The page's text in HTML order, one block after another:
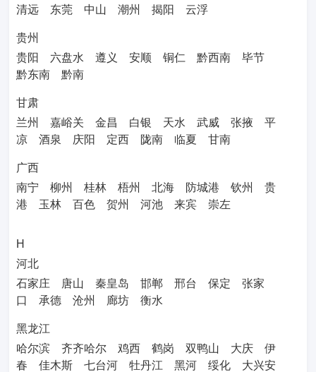
清远
东莞 中山 潮州 揭阳 云浮
贵州
贵阳
六盘水 遵义 安顺 铜仁 黔西南
毕节
黔东南
黔南
甘肃
兰州
嘉峪关 金昌 白银 天水 武威 张掖
平
凉
酒泉 庆阳 定西 陇南 临夏 甘南
广西
南宁
柳州 桂林 梧州 北海 防城港 钦州
贵
港
玉林 百色 贺州 河池 来宾 崇左
H
河北
石家庄
唐山 秦皇岛 邯郸 邢台 保定
张家
口
承德 沧州 廊坊 衡水
黑龙江
哈尔滨
齐齐哈尔 鸡西 鹤岗 双鸭山 大庆
伊
春
佳木斯 七台河 牡丹江 黑河 绥化
大兴安